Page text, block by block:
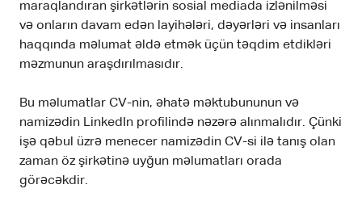
maraqlandıran şirkətlərin sosial mediada izlənilməsi
və onların davam edən layihələri, dəyərləri və insanları
haqqında məlumat əldə etmək üçün təqdim etdikləri
məzmunun araşdırılmasıdır.
Bu məlumatlar CV-nin, əhatə məktubununun və
namizədin LinkedIn profilində nəzərə alınmalıdır. Çünki
işə qəbul üzrə menecer namizədin CV-si ilə tanış olan
zaman öz şirkətinə uyğun məlumatları orada
görəcəkdir.